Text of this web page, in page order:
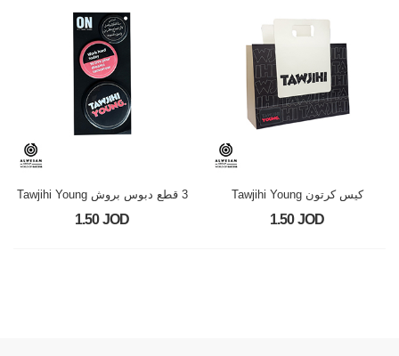
كيس كرتون Tawjihi Young
1.50 JOD
3 قطع دبوس بروش Tawjihi Young
1.50 JOD